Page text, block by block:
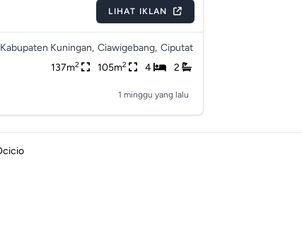
LIHAT IKLAN
Kabupaten Kuningan, Ciawigebang, Ciputat
137m2 105m2 4 2
1 minggu yang lalu